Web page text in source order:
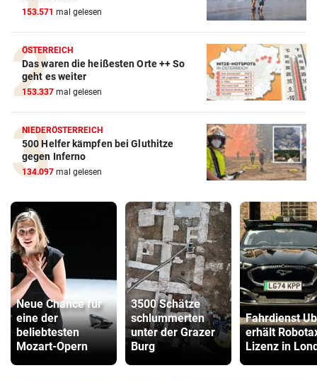
153.571 mal gelesen
ÖSTERREICH
Das waren die heißesten Orte ++ So
geht es weiter
153.337 mal gelesen
NIEDERÖSTERREICH
500 Helfer kämpfen bei Gluthitze
gegen Inferno
134.097 mal gelesen
Neue Chance für
eine der
beliebtesten
Mozart-Opern
3500 Schätze
schlummerten
unter der Grazer
Burg
Fahrdienst
erhält
Lizenz in